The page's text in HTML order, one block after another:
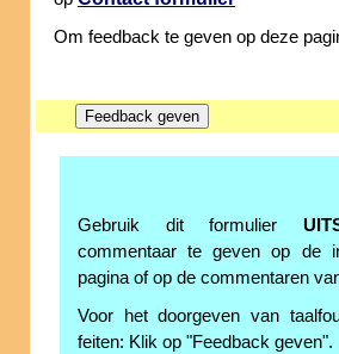
Om feedback te geven op deze
Gebruik dit formulier
commentaar te geven op de
pagina of op de commentaren
Voor het doorgeven van
feiten: Klik op "Feedback geven".